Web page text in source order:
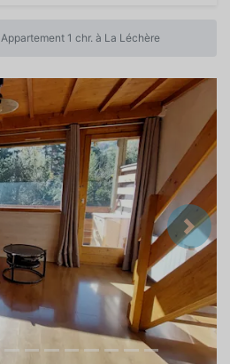
Appartement 1 chr. à La Léchère